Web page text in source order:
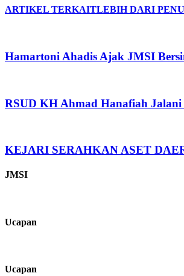
ARTIKEL TERKAITLEBIH DARI
Hamartoni Ahadis Ajak JMSI
RSUD KH Ahmad Hanafiah
KEJARI SERAHKAN ASET
JMSI
Ucapan
Ucapan